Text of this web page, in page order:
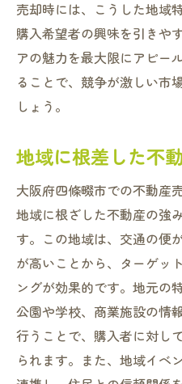
売却時には、こうした地域
購入希望者の興味を引きや
アの魅力を最大限にアピー
ることで、競争が激しい市
しょう。
地域に根差した不
大阪府四條畷市での不動産
地域に根ざした不動産の強
す。この地域は、交通の便
が高いことから、ターゲッ
ングが効果的です。地元の
公園や学校、商業施設の情
行うことで、購入者に対し
られます。また、地域イベ